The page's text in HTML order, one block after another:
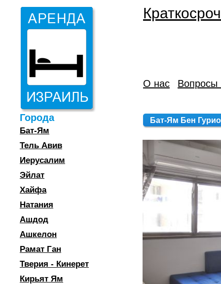
О нас Вопросы
Города
Бат-Ям
Тель Авив
Иерусалим
Эйлат
Хайфа
Натания
Ашдод
Ашкелон
Рамат Ган
Тверия - Кинерет
Кирьят Ям
Бат-Ям Бен